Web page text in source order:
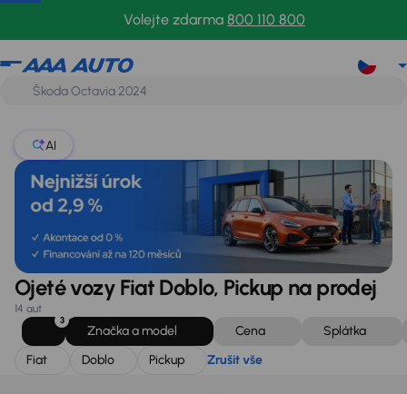
Volejte zdarma 800 110 800
Fiat
AI
Ojeté vozy Fiat Doblo, Pickup na prodej
14 aut
3
Značka a model Cena
Splátka
Fiat
Doblo Pickup Zrušit vše